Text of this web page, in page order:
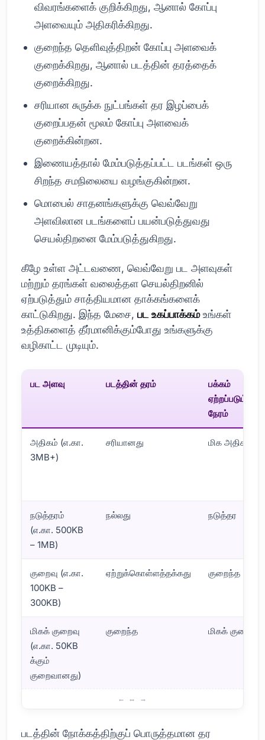
விவரங்களைக் குறிக்கிறது, ஆனால் கோப்பு
அளவையும் அதிகரிக்கிறது.
குறைந்த தெளிவுத்திறன் கோப்பு அளவைக்
குறைக்கிறது, ஆனால் படத்தின் தரத்தைக்
குறைக்கிறது.
சரியான சுருக்க நுட்பங்கள் தர இழப்பைக்
குறைப்பதன் மூலம் கோப்பு அளவைக்
குறைக்கின்றன.
இணையத்தால் மேம்படுத்தப்பட்ட படங்கள் ஒரு
சிறந்த சமநிலையை வழங்குகின்றன.
மொபைல் சாதனங்களுக்கு வெவ்வேறு
அளவிலான படங்களைப் பயன்படுத்துவது
செயல்திறனை மேம்படுத்துகிறது.
கீழே உள்ள அட்டவணை, வெவ்வேறு பட அளவுகள்
மற்றும் தரங்கள் வலைத்தள செயல்திறனில்
ஏற்படுத்தும் சாத்தியமான தாக்கங்களைக்
காட்டுகிறது. இந்த மேசை, பட உகப்பாக்கம்உங்கள்
உத்திகளைத் தீர்மானிக்கும்போது உங்களுக்கு
வழிகாட்ட முடியும்.
பட அளவு படத்தின் தரம்
பக்கம்
ஏற்றப்படும்
நேரம்
அதிகம் (எ.கா.
3MB+)
சரியானது மிக அதிகம்
நடுத்தரம்
(எ.கா. 500KB
– 1MB)
நல்லது நடுத்தர
குறைவு (எ.கா.
100KB –
300KB)
ஏற்றுக்கொள்ளத்தக்கது குறைந்த
மிகக் குறைவு
(எ.கா. 50KB
க்கும்
குறைவானது)
குறைந்த மிகக் குறைவு
படத்தின் நோக்கத்திற்குப் பொருத்தமான தர